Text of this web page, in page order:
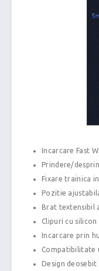
Incarcare Fast
Prindere/
Fixare trainica
Pozitie
Brat textensibil
Clipuri cu
Incarcare prin
Compatibilitate
Design deosebit